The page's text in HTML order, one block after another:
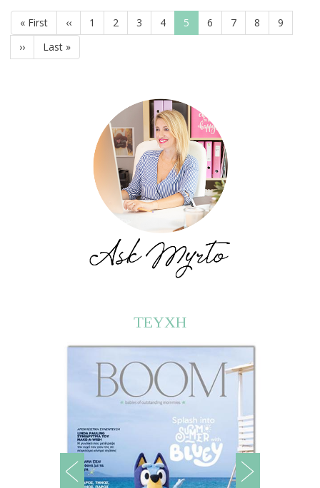
Pagination
First
page
« First
Previous
page
‹‹ Page
1 Page
2 Page
3 Page
4
Current
page
5 Page
6 Page
7 Page
8 Page
9
Next
page
››
Last
page
Last »
ΤΕΥΧΗ